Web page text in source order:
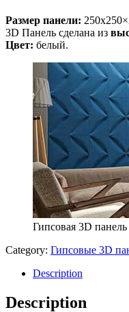
Размер панели:
3D Панель сделана из
Цвет: белый.
Гипсовая 3D
Category: Гипсовые 3D
Description
Description